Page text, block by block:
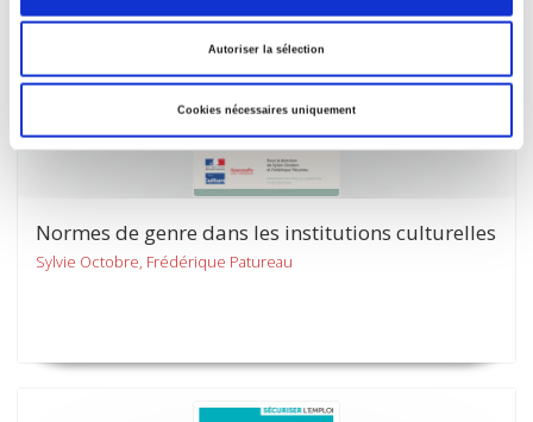
Autoriser la sélection
Cookies nécessaires uniquement
Normes de genre dans les institutions culturelles
Sylvie Octobre, Frédérique Patureau